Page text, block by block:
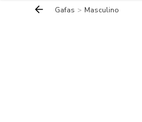
Gafas > Masculino